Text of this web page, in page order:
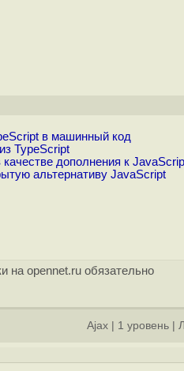
в машинный код
TypeScript
дополнения к
альтернативу JavaScript
на opennet.ru обязательно
Ajax 1 уровень